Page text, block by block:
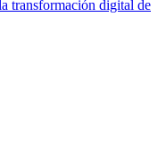
transformación digital de